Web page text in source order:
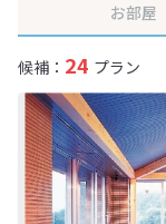
お部屋
候補： 24 プラン